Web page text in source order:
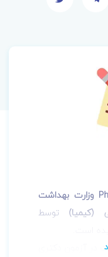
(کیمیا) توسط
در آزمون دکتری